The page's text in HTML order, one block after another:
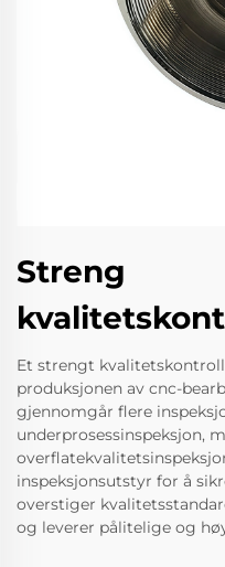
Streng
Et strengt
produksjonen av cnc-
gjennomgår flere
underprosessinspeksjon,
inspeksjonsutstyr for å
overstiger
og leverer pålitelige og